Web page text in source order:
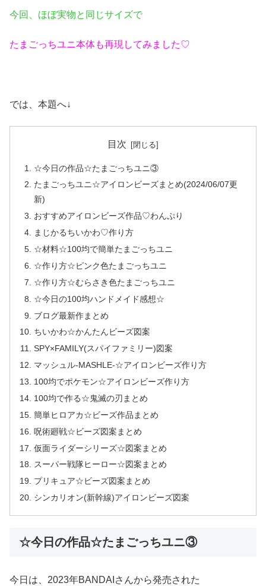
今回、ほぼ実物と同じサイズで
たまごっちユニ本体も再現してみました♡
では、本題へ↓
目次
☆今日の作品☆たまごっちユニ③
たまごっちユニ☆アイロンビーズまとめ(2024/06/07更
新)
おすすめアイロンビーズ作品♡わんぷり
まじかるちいかわ♡作り方
☆材料☆100均で簡単たまごっちユニ
☆作り方☆ピンク色たまごっちユニ
☆作り方☆むらさき色たまごっちユニ
☆今日の100均ハンドメイド感想☆
ブログ最新作まとめ
ちいかわ☆かんたんビーズ図案
SPY×FAMILY(スパイファミリー)図案
マッシュル-MASHLE-☆アイロンビーズ作り方
100均でポケモン☆アイロンビーズ作り方
100均で作る☆鬼滅の刃まとめ
簡単ヒロアカ☆ビーズ作品まとめ
呪術廻戦☆ビーズ図案まとめ
仮面ライダーシリーズ☆図案まとめ
スーパー戦隊ヒーロー☆図案まとめ
プリキュア☆ビーズ図案まとめ
シンカリオン(新幹線)アイロンビーズ図案
☆今日の作品☆たまごっちユニ③
今日は、2023年BANDAIさんから発売された